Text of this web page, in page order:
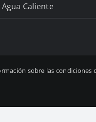
Agua Caliente
sobre las condiciones